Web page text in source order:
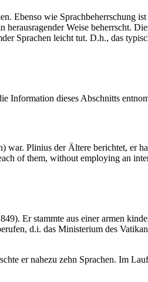
Ebenso wie Sprachbeherrschung
Weise beherrscht.
Sprachen leicht tut. D.h., das
Information dieses Abschnitts
Plinius der Ältere berichtet, er
of them, without employing an
Er stammte aus einer armen
d.i. das Ministerium des
er nahezu zehn Sprachen. Im